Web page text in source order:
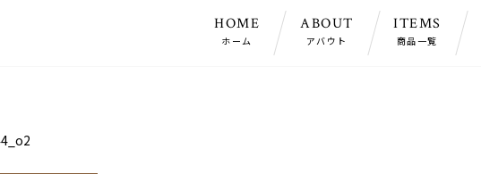
HOME
ホーム
ABOUT
アバウト
ITEMS
商品一覧